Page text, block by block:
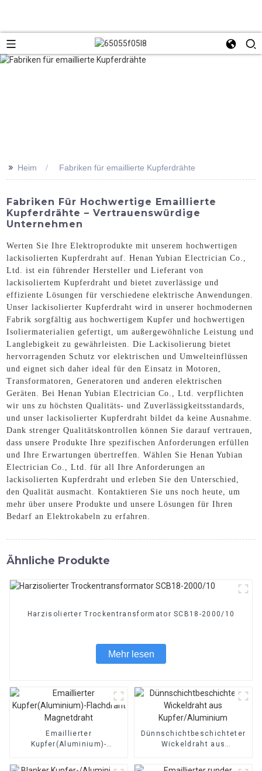
>> Heim Fabriken für emaillierte Kupferdrähte
Fabriken Für Hochwertige Emaillierte
Kupferdrähte – Vertrauenswürdige
Unternehmen
Werten Sie Ihre Elektroprodukte mit unserem hochwertigen
lackisolierten Kupferdraht auf. Henan Yubian Electrician Co.,
Ltd. ist ein führender Hersteller und Lieferant von
lackisoliertem Kupferdraht und bietet zuverlässige und
effiziente Lösungen für verschiedene elektrische Anwendungen.
Unser lackisolierter Kupferdraht wird in unserer hochmodernen
Fabrik sorgfältig aus hochwertigem Kupfer und hochwertigen
Isoliermaterialien gefertigt, um außergewöhnliche Leistung und
Langlebigkeit zu gewährleisten. Die Lackisolierung bietet
hervorragenden Schutz vor elektrischen und Umwelteinflüssen
und eignet sich daher ideal für den Einsatz in Motoren,
Transformatoren, Generatoren und anderen elektrischen
Geräten. Bei Henan Yubian Electrician Co., Ltd. verpflichten
wir uns zu höchsten Qualitäts- und Zuverlässigkeitsstandards,
und unser lackisolierter Kupferdraht bildet da keine Ausnahme.
Dank strenger Qualitätskontrollen können Sie darauf vertrauen,
dass unsere Produkte Ihre spezifischen Anforderungen erfüllen
und Ihre Erwartungen übertreffen. Wählen Sie Henan Yubian
Electrician Co., Ltd. für all Ihre Anforderungen an
lackisolierten Kupferdraht und erleben Sie den Unterschied,
den Qualität ausmacht. Kontaktieren Sie uns noch heute, um
mehr über unsere Produkte und unsere Lösungen für Ihren
Bedarf an Elektrokabeln zu erfahren.
Ähnliche Produkte
Harzisolierter Trockentransformator SCB18-2000/10
Mehr lesen
Emaillierter
Kupfer(Aluminium)-
Dünnschichtbeschichteter
Wickeldraht aus